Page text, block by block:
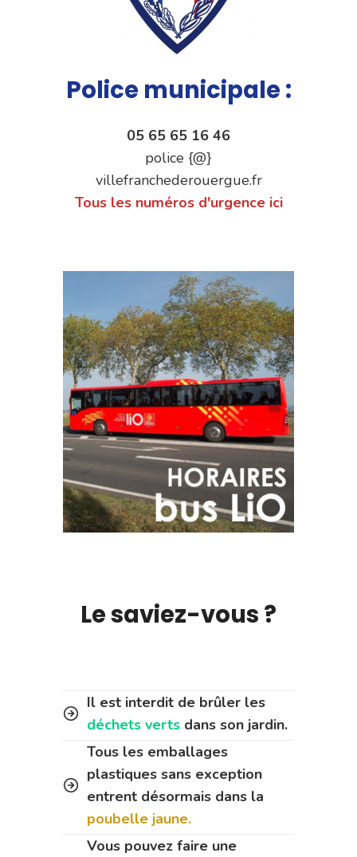
Police municipale :
05 65 65 16 46
police {@}
villefranchederouergue.fr
Tous les numéros d'urgence ici
Le saviez-vous ?
Il est interdit de brûler les
déchets verts dans son jardin.
Tous les emballages
plastiques sans exception
entrent désormais dans la
poubelle jaune.
Vous pouvez faire une